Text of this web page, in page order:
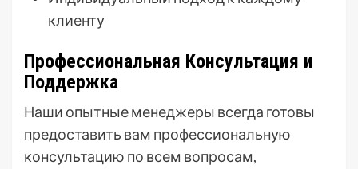
клиенту
Профессиональная Консультация и
Поддержка
Наши опытные менеджеры всегда готовы
предоставить вам профессиональную
консультацию по всем вопросам,